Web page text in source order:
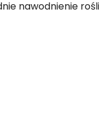
nawodnienie